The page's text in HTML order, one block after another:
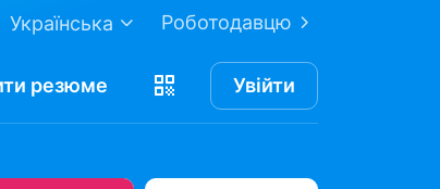
Роботодавцю
Українська
резюме Увійти